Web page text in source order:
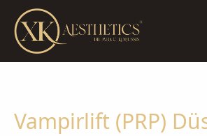
Vampirlift (PRP)